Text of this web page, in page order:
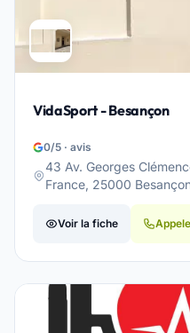
VidaSport - Besançon
0/5 · avis
43 Av. Georges
France, 25000
Voir la fiche